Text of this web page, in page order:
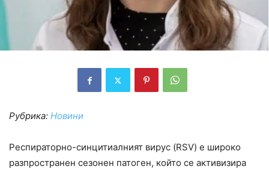
Рубрика: Новини
Респираторно-синцитиалният вирус (RSV) е широко
разпространен сезонен патоген, който се активизира